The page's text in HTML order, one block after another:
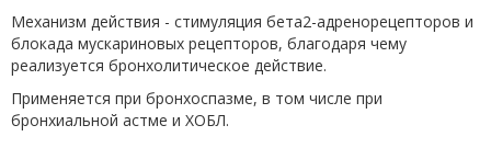
Механизм действия - стимуляция бета2-адренорецепторов и
блокада мускариновых рецепторов, благодаря чему
реализуется бронхолитическое действие.
Применяется при бронхоспазме, в том числе при
бронхиальной астме и ХОБЛ.